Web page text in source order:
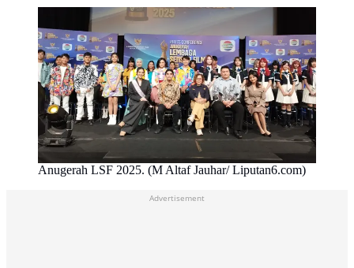
Anugerah LSF 2025. (M Altaf Jauhar/ Liputan6.com)
Advertisement